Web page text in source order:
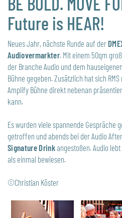
Future is HEAR!
Neues Jahr, nächste Runde auf der
Audiovermarkter. Mit einem 50qm
der Branche Audio und dem
Bühne gegeben. Zusätzlich hat sich
Amplify Bühne direkt nebenan
kann.
Es wurden viele spannende Gespräche
getroffen und abends bei der Audio
Signature Drinkangestoßen. Audio
als einmal bewiesen.
©Christian Köster